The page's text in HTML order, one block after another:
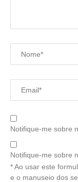
Notifique-me sobre
Notifique-me sobre
* Ao usar este
e o manuseio dos